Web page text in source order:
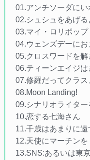
01.アンチソーダにい
02.シュシュをあげる
03.マイ・ロリポッ
04.ウェンズデーに
05.クロスワードを解
06.ティーンエイジ
07.修羅だってクラス
08.Moon Landing!
09.シナリオライタ
10.恋する七海さん
11.千歳はあまりに遠
12.天使にマーチン
13.SNS:あるいは東